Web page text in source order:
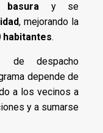
y se
, mejorando la
habitantes.
de despacho
depende de
a los vecinos a
y a sumarse